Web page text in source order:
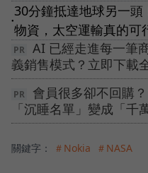
●
30分鐘抵達地球另一
物資，太空運輸真的可
AI 已經走進每一筆
義銷售模式？立即下載
會員很多卻不回購
「沉睡名單」變成「千
關鍵字： ＃Nokia ＃NASA